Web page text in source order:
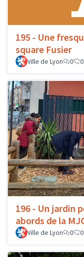
195 - Une
square Fusier
Ville de Lyon
0 0
196 - Un jardin
abords de la
Ville de Lyon 0 0